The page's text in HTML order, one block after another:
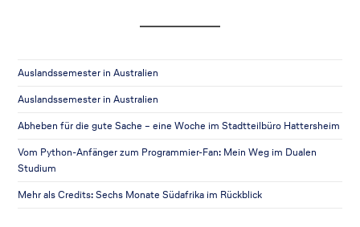
Auslandssemester in Australien
Auslandssemester in Australien
Abheben für die gute Sache – eine Woche im Stadtteilbüro Hattersheim
Vom Python-Anfänger zum Programmier-Fan: Mein Weg im Dualen
Studium
Mehr als Credits: Sechs Monate Südafrika im Rückblick